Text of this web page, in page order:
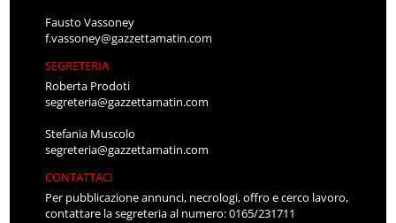
Fausto Vassoney
f.vassoney@gazzettamatin.com
SEGRETERIA
Roberta Prodoti
segreteria@gazzettamatin.com
Stefania Muscolo
segreteria@gazzettamatin.com
CONTATTACI
Per pubblicazione annunci, necrologi, offro e cerco lavoro,
contattare la segreteria al numero: 0165/231711